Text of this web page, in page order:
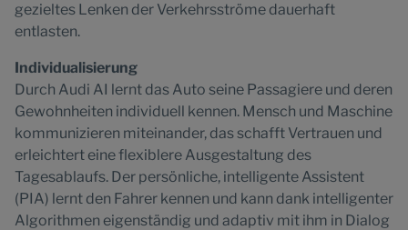
gezieltes Lenken der Verkehrsströme dauerhaft
entlasten.
Individualisierung
Durch Audi AI lernt das Auto seine Passagiere und deren
Gewohnheiten individuell kennen. Mensch und Maschine
kommunizieren miteinander, das schafft Vertrauen und
erleichtert eine flexiblere Ausgestaltung des
Tagesablaufs. Der persönliche, intelligente Assistent
(PIA) lernt den Fahrer kennen und kann dank intelligenter
Algorithmen eigenständig und adaptiv mit ihm in Dialog